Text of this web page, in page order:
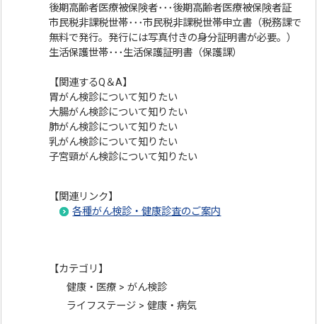
後期高齢者医療被保険者･･･後期高齢者医療被保険者証
市民税非課税世帯･･･市民税非課税世帯申立書（税務課で
無料で発行。発行には写真付きの身分証明書が必要。）
生活保護世帯･･･生活保護証明書（保護課）
【関連するQ＆A】
胃がん検診について知りたい
大腸がん検診について知りたい
肺がん検診について知りたい
乳がん検診について知りたい
子宮頸がん検診について知りたい
【関連リンク】
各種がん検診・健康診査のご案内
【カテゴリ】
健康・医療 > がん検診
ライフステージ > 健康・病気